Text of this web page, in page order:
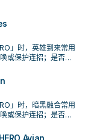
」时，英雄到来常用
或保护连招；是否投
」时，暗黑融合常用
或保护连招；是否投
Avian